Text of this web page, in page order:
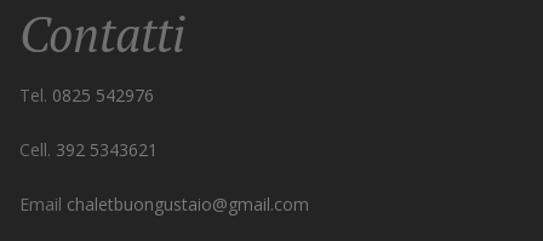
Contatti
Tel. 0825 542976
Cell. 392 5343621
Email chaletbuongustaio@gmail.com